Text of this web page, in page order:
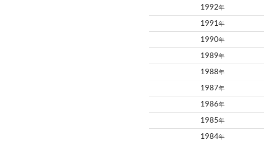
1992年
1991 年
1990年
1989年
1988年
1987年
1986年
1985年
1984年